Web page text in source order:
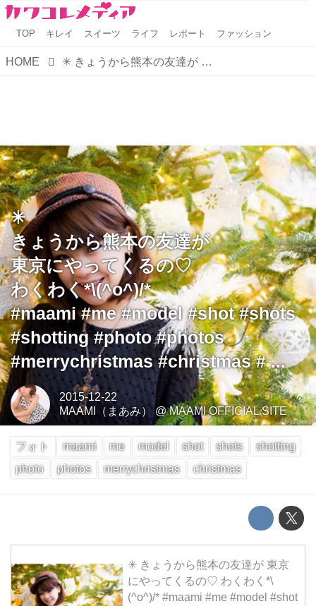
TOP キレイ スイーツ ライフ レポート ファッション
HOME ✳︎ きょうから熊本の友達が 東京にやってくるの♡ わくわく*\(^o^)/* #maami #me #model #shot #shots #shotting #photo #photos #merrychristmas #christmas # ...
✳︎
きょうから熊本の友達が
東京にやってくるの♡
わくわく*\(^o^)/*
#maami #me #model #shot #shots
#shotting #photo #photos
#merrychristmas #christmas # ...
2015-12-22
MAAMI（まあみ）
@MAAMI OFFICIAL SITE
フォト maami me model shot shots
shotting
photo
photos merrychristmas christmas
✳︎ きょうから熊本の友達が 東京
にやってくるの♡ わくわく*\
(^o^)/* #maami #me #model #shot